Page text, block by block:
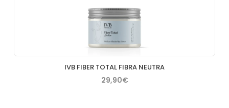
IVB FIBER TOTAL FIBRA NEUTRA
29,90€